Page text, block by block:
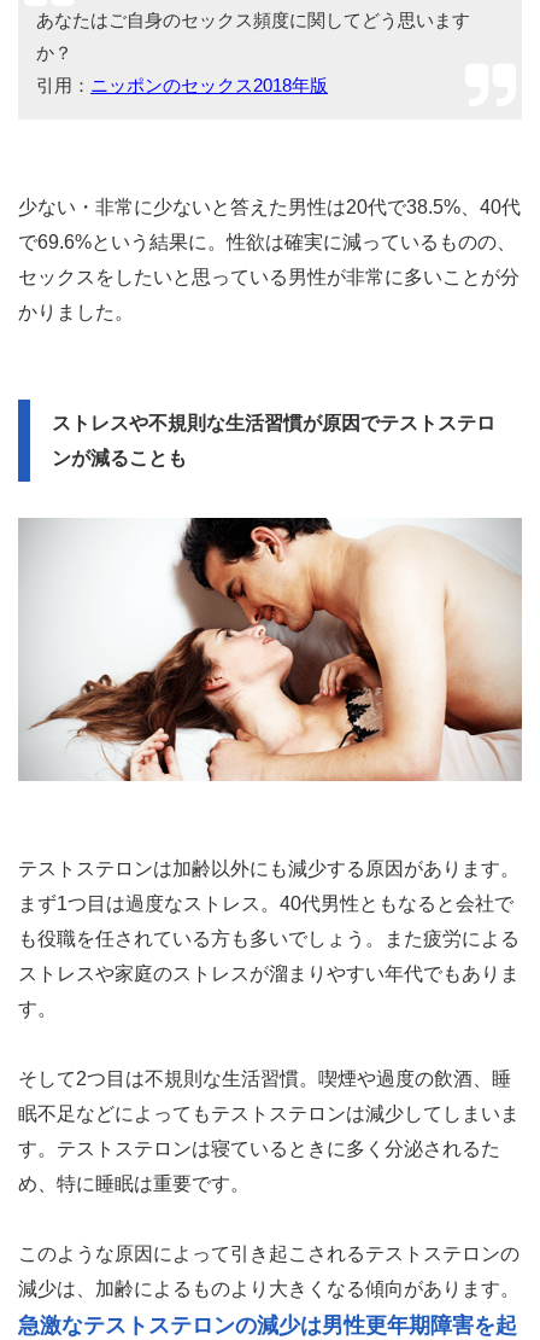
あなたはご自身のセックス頻度に関してどう思います
か？
引用： ニッポンのセックス2018年版
少ない・非常に少ないと答えた男性は20代で38.5%、40代
で69.6%という結果に。性欲は確実に減っているものの、
セックスをしたいと思っている男性が非常に多いことが分
かりました。
ストレスや不規則な生活習慣が原因でテストステロ
ンが減ることも
テストステロンは加齢以外にも減少する原因があります。
まず1つ目は過度なストレス。40代男性ともなると会社で
も役職を任されている方も多いでしょう。また疲労による
ストレスや家庭のストレスが溜まりやすい年代でもありま
す。
そして2つ目は不規則な生活習慣。喫煙や過度の飲酒、睡
眠不足などによってもテストステロンは減少してしまいま
す。テストステロンは寝ているときに多く分泌されるた
め、特に睡眠は重要です。
このような原因によって引き起こされるテストステロンの
減少は、加齢によるものより大きくなる傾向があります。
急激なテストステロンの減少は男性更年期障害を起